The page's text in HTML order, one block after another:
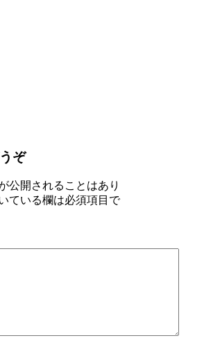
ぞ
公開されることはあり
ている欄は必須項目で